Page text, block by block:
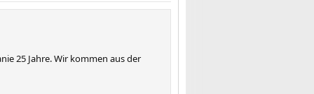
25 Jahre. Wir kommen aus der